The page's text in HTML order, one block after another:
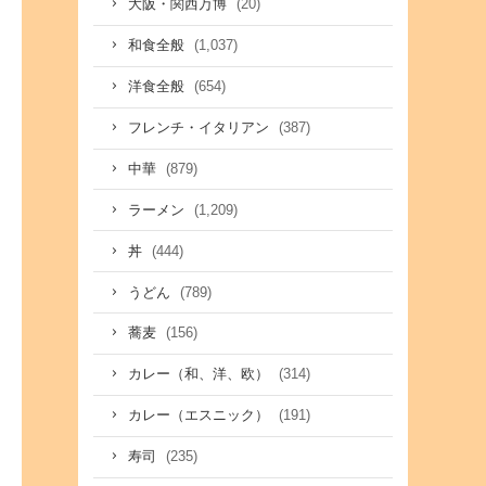
大阪・関西万博 (20)
和食全般 (1,037)
洋食全般 (654)
フレンチ・イタリアン (387)
中華 (879)
ラーメン (1,209)
丼 (444)
うどん (789)
蕎麦 (156)
カレー（和、洋、欧） (314)
カレー（エスニック） (191)
寿司 (235)